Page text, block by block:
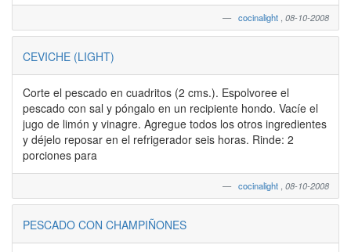
cocinalight 08-10-2008
CEVICHE (LIGHT)
Corte el pescado en cuadritos (2 cms.). Espolvoree el
pescado con sal y póngalo en un recipiente hondo. Vacíe el
jugo de limón y vinagre. Agregue todos los otros ingredientes
y déjelo reposar en el refrigerador seis horas. Rinde: 2
porciones para
cocinalight 08-10-2008
PESCADO CON CHAMPIÑONES